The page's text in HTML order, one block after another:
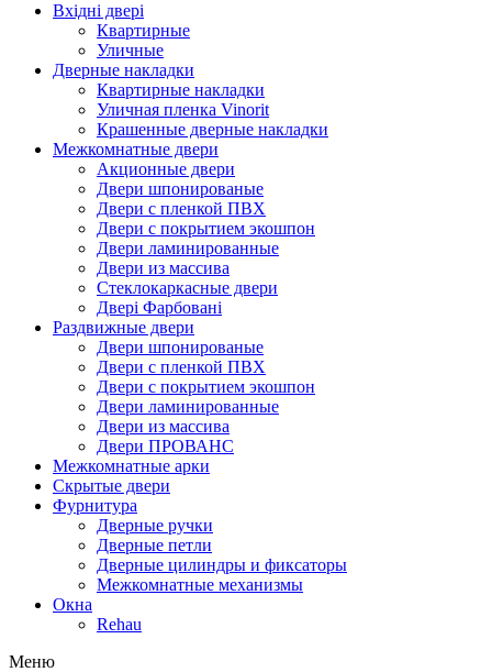
Вхідні двері
Квартирные
Уличные
Дверные накладки
Квартирные накладки
Уличная пленка Vinorit
Крашенные дверные накладки
Межкомнатные двери
Акционные двери
Двери шпонированые
Двери с пленкой ПВХ
Двери с покрытием экошпон
Двери ламинированные
Двери из массива
Стеклокаркасные двери
Двері Фарбовані
Раздвижные двери
Двери шпонированые
Двери с пленкой ПВХ
Двери с покрытием экошпон
Двери ламинированные
Двери из массива
Двери ПРОВАНС
Межкомнатные арки
Скрытые двери
Фурнитура
Дверные ручки
Дверные петли
Дверные цилиндры и фиксаторы
Межкомнатные механизмы
Окна
Rehau
Меню